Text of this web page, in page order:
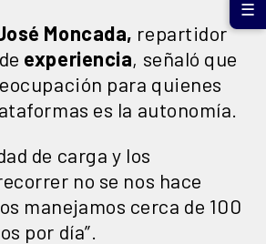
Moncada, repartidor
experiencia, señaló que
para quienes
es la autonomía.
de carga y los
no se nos hace
manejamos cerca de 100
por día”.
☰